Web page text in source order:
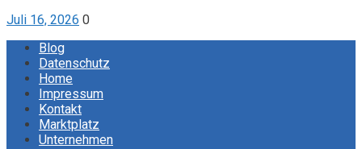
Juli 16, 2026 0
Blog
Datenschutz
Home
Impressum
Kontakt
Marktplatz
Unternehmen